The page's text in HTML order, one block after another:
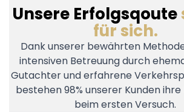
Unsere Erfolgsqoute
für sich.
Dank unserer bewährten
intensiven Betreuung durch
Gutachter und erfahrene
bestehen 98% unserer Kunden ihre
beim ersten Versuch.